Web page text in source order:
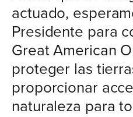
actuado,
Presidente para
Great American
proteger las
proporcionar
naturaleza para